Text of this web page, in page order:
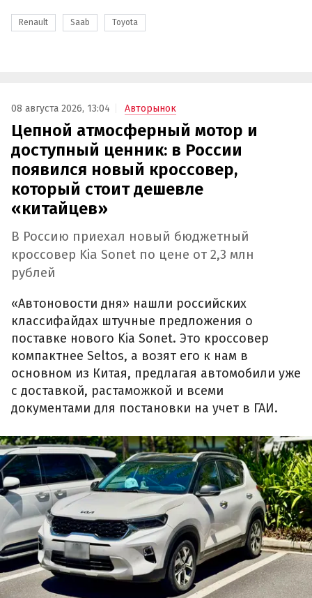
Renault Saab Toyota
08 августа 2026, 13:04 Авторынок
Цепной атмосферный мотор и
доступный ценник: в России
появился новый кроссовер,
который стоит дешевле
«китайцев»
В Россию приехал новый бюджетный
кроссовер Kia Sonet по цене от 2,3 млн
рублей
«Автоновости дня» нашли российских
классифайдах штучные предложения о
поставке нового Kia Sonet. Это кроссовер
компактнее Seltos, а возят его к нам в
основном из Китая, предлагая автомобили уже
с доставкой, растаможкой и всеми
документами для постановки на учет в ГАИ.